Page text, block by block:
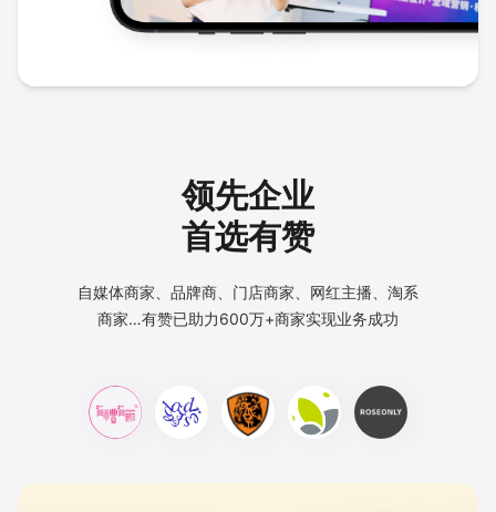
领先企业
首选有赞
自媒体商家、品牌商、门店商家、网红主播、淘系
商家…有赞已助力600万+商家实现业务成功